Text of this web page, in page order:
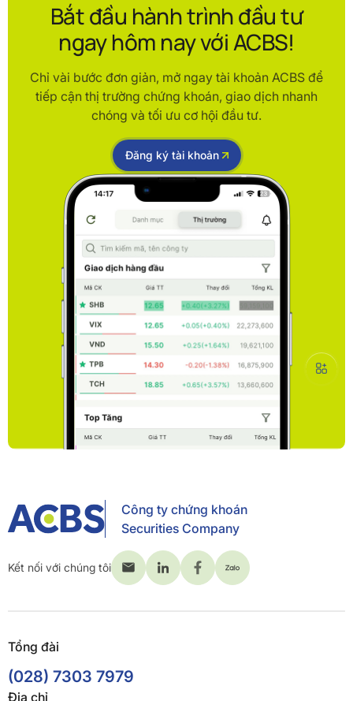
Bắt đầu hành trình đầu tư
ngay hôm nay với ACBS!
Chỉ vài bước đơn giản, mở ngay tài khoản ACBS để
tiếp cận thị trường chứng khoán, giao dịch nhanh
chóng và tối ưu cơ hội đầu tư.
Đăng ký tài khoản
Công ty chứng khoán
Securities Company
Kết nối với chúng tôi
Tổng đài
(028) 7303 7979
Địa chỉ